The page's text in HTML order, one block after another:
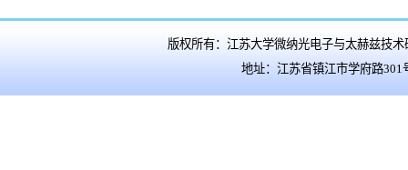
版权所有：江苏大学微纳光电子与太赫兹技
地址：江苏省镇江市学府路